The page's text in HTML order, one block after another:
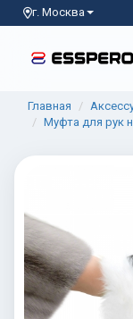
г. Москва
Главная
Муфта для рук